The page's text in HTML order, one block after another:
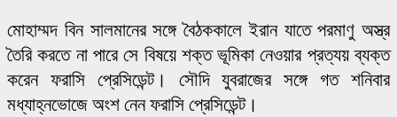
মোহাম্মদ বিন সালমানের সঙ্গে বৈঠককালে ইরান যাতে পরমাণু অস্ত্র
তৈরি করতে না পারে সে বিষয়ে শক্ত ভূমিকা নেওয়ার প্রত্যয় ব্যক্ত
করেন ফরাসি প্রেসিডেন্ট। সৌদি যুবরাজের সঙ্গে গত শনিবার
মধ্যাহ্নভোজে অংশ নেন ফরাসি প্রেসিডেন্ট।